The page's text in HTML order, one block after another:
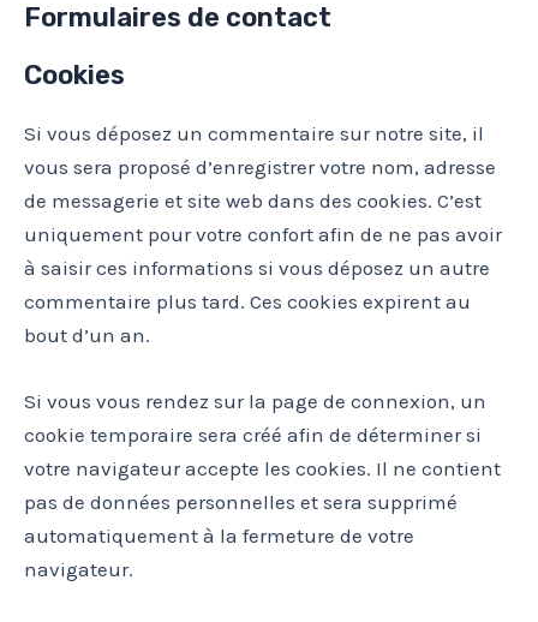
Formulaires de contact
Cookies
Si vous déposez un commentaire sur notre site, il
vous sera proposé d’enregistrer votre nom, adresse
de messagerie et site web dans des cookies. C’est
uniquement pour votre confort afin de ne pas avoir
à saisir ces informations si vous déposez un autre
commentaire plus tard. Ces cookies expirent au
bout d’un an.
Si vous vous rendez sur la page de connexion, un
cookie temporaire sera créé afin de déterminer si
votre navigateur accepte les cookies. Il ne contient
pas de données personnelles et sera supprimé
automatiquement à la fermeture de votre
navigateur.